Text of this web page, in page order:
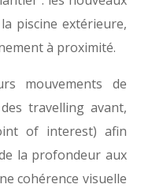
piscine extérieure,
à proximité.
mouvements de
travelling avant,
of interest) afin
la profondeur aux
cohérence visuelle